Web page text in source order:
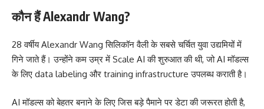
कौन हैं Alexandr Wang?
28 वर्षीय Alexandr Wang सिलिकॉन वैली के सबसे चर्चित युवा उद्यमियों में
गिने जाते हैं। उन्होंने कम उम्र में Scale AI की शुरुआत की थी, जो AI मॉडल्स
के लिए data labeling और training infrastructure उपलब्ध कराती है।
AI मॉडल्स को बेहतर बनाने के लिए जिस बड़े पैमाने पर डेटा की जरूरत होती है,